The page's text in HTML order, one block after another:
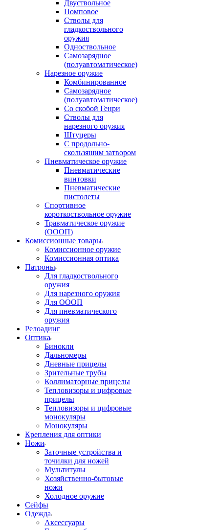
Двуствольное
Помповое
Стволы для
гладкоствольного
оружия
Одноствольное
Самозарядное
(полуавтоматическое)
Нарезное оружие
Комбинированное
Самозарядное
(полуавтоматическое)
Со скобой Генри
Стволы для
нарезного оружия
Штуцеры
С продольно-
скользящим затвором
Пневматическое оружие
Пневматические
винтовки
Пневматические
пистолеты
Спортивное
короткоствольное оружие
Травматическое оружие
(ОООП)
Комиссионные товары
Комиссионное оружие
Комиссионная оптика
Патроны
Для гладкоствольного
оружия
Для нарезного оружия
Для ОООП
Для пневматического
оружия
Релоадинг
Оптика
Бинокли
Дальномеры
Дневные прицелы
Зрительные трубы
Коллиматорные прицелы
Тепловизоры и цифровые
прицелы
Тепловизоры и цифровые
монокуляры
Монокуляры
Крепления для оптики
Ножи
Заточные устройства и
точилки для ножей
Мультитулы
Хозяйственно-бытовые
ножи
Холодное оружие
Сейфы
Одежда
Аксессуары